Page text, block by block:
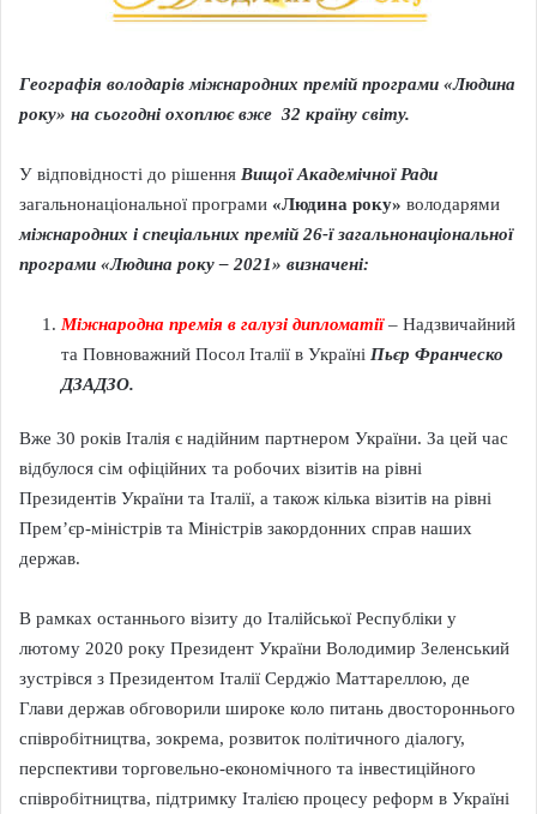
Географія володарів міжнародних премій програми «Людина
року» на сьогодні охоплює вже 32 країну світу.
У відповідності до рішення Вищої Академічної Ради
загальнонаціональної програми «Людина року» володарями
міжнародних і спеціальних премій 26-ї загальнонаціональної
програми «Людина року – 2021» визначені:
Міжнародна премія в галузі дипломатії – Надзвичайний
та Повноважний Посол Італії в Україні Пьєр Франческо
ДЗАДЗО.
Вже 30 років Італія є надійним партнером України. За цей час
відбулося сім офіційних та робочих візитів на рівні
Президентів України та Італії, а також кілька візитів на рівні
Прем’єр-міністрів та Міністрів закордонних справ наших
держав.
В рамках останнього візиту до Італійської Республіки у
лютому 2020 року Президент України Володимир Зеленський
зустрівся з Президентом Італії Серджіо Маттареллою, де
Глави держав обговорили широке коло питань двостороннього
співробітництва, зокрема, розвиток політичного діалогу,
перспективи торговельно-економічного та інвестиційного
співробітництва, підтримку Італією процесу реформ в Україні